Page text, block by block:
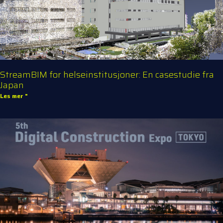
StreamBIM for helseinstitusjoner: En casestudie fra
Japan
Les mer "